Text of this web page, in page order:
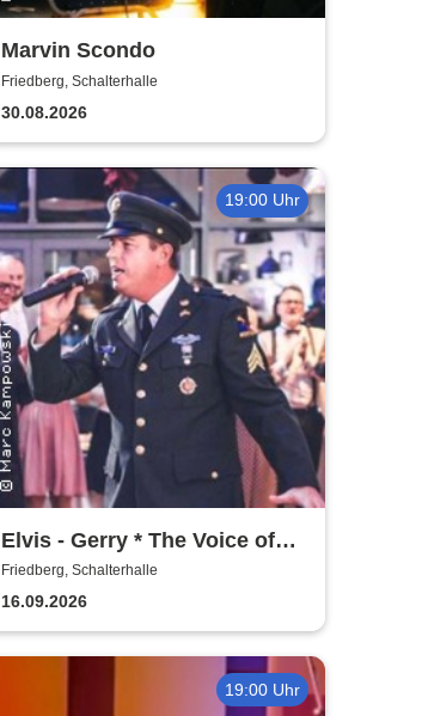
Marvin Scondo
Friedberg, Schalterhalle
30.08.2026
19:00 Uhr
Elvis - Gerry * The Voice of
Elvis | Schalterhalle
Friedberg, Schalterhalle
16.09.2026
19:00 Uhr